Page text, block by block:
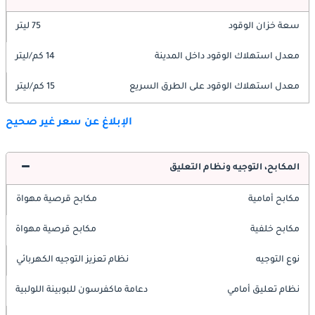
سعة خزان الوقود 75 ليتر
معدل استهلاك الوقود داخل المدينة 14 كم/ليتر
معدل استهلاك الوقود على الطرق السريع 15 كم/ليتر
الإبلاغ عن سعر غير صحيح
المكابح، التوجيه ونظام التعليق
مكابح أمامية مكابح قرصية مهواة
مكابح خلفية مكابح قرصية مهواة
نوع التوجيه نظام تعزيز التوجيه الكهربائي
نظام تعليق أمامي دعامة ماكفرسون للبوبينة اللولبية